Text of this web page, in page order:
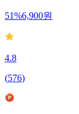
51%6,900원
4.8
(576)